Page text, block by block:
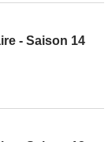
- Saison 14